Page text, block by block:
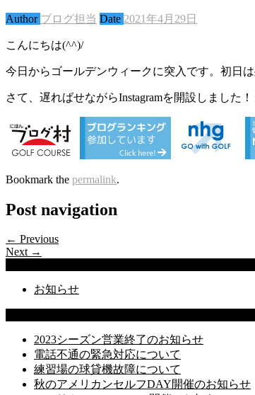
Author ブログ担当 Date 2021年4月29日
こんにちは(^^)/
今日からゴールデンウィークに突入です。初日
さて、遅ればせながらInstagramを開設しました
Bookmark the permalink.
Post navigation
← Previous
Next →
お知らせ
2023シーズン営業終了のお知らせ
電話不通の緊急対応について
練習場の球貸機故障について
秋のアメリカンセルフDAY開催のお知らせ